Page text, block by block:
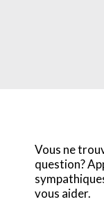
Vous ne
question?
vous aider.